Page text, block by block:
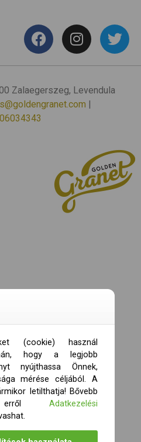
Zalaegerszeg, Levendula
|
(cookie) használ
hogy a legjobb
nyújthassa Önnek,
mérése céljából. A
letilthatja! Bővebb
errőlAdatkezelési